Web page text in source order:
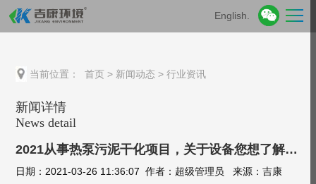
English.
当前位置： 首页 > 新闻动态 >行业资讯
新闻详情
News detail
2021从事热泵污泥干化项目，关于设备您想了解的都在这里！
日期：2021-03-26 11:36:07 作者：超级管理员 来源：吉康